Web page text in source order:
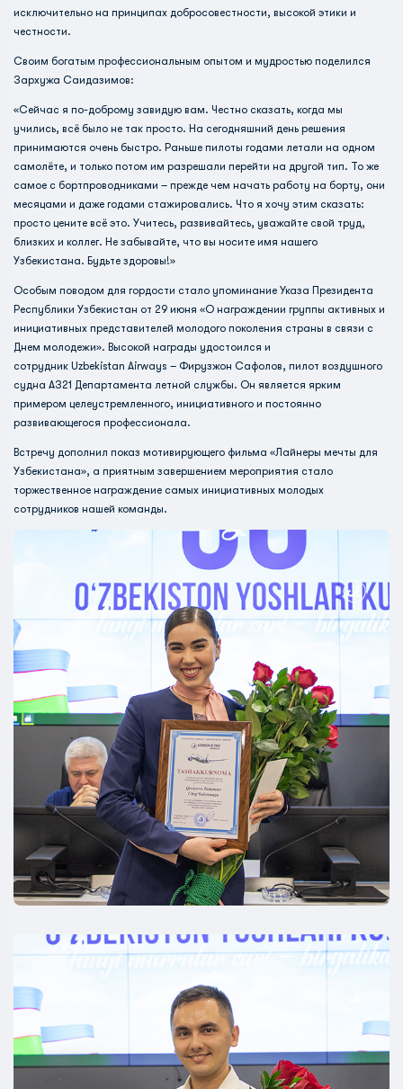
исключительно на принципах добросовестности, высокой этики и
честности.
Своим богатым профессиональным опытом и мудростью поделился
Зархужа Саидазимов:
«Сейчас я по-доброму завидую вам. Честно сказать, когда мы
учились, всё было не так просто. На сегодняшний день решения
принимаются очень быстро. Раньше пилоты годами летали на одном
самолёте, и только потом им разрешали перейти на другой тип. То же
самое с бортпроводниками – прежде чем начать работу на борту, они
месяцами и даже годами стажировались. Что я хочу этим сказать:
просто цените всё это. Учитесь, развивайтесь, уважайте свой труд,
близких и коллег. Не забывайте, что вы носите имя нашего
Узбекистана. Будьте здоровы!»
Особым поводом для гордости стало упоминание Указа Президента
Республики Узбекистан от 29 июня «О награждении группы активных и
инициативных представителей молодого поколения страны в связи с
Днем молодежи». Высокой награды удостоился и
сотрудник Uzbekistan Airways – Фирузжон Сафолов, пилот воздушного
судна А321 Департамента летной службы. Он является ярким
примером целеустремленного, инициативного и постоянно
развивающегося профессионала.
Встречу дополнил показ мотивирующего фильма «Лайнеры мечты для
Узбекистана», а приятным завершением мероприятия стало
торжественное награждение самых инициативных молодых
сотрудников нашей команды.